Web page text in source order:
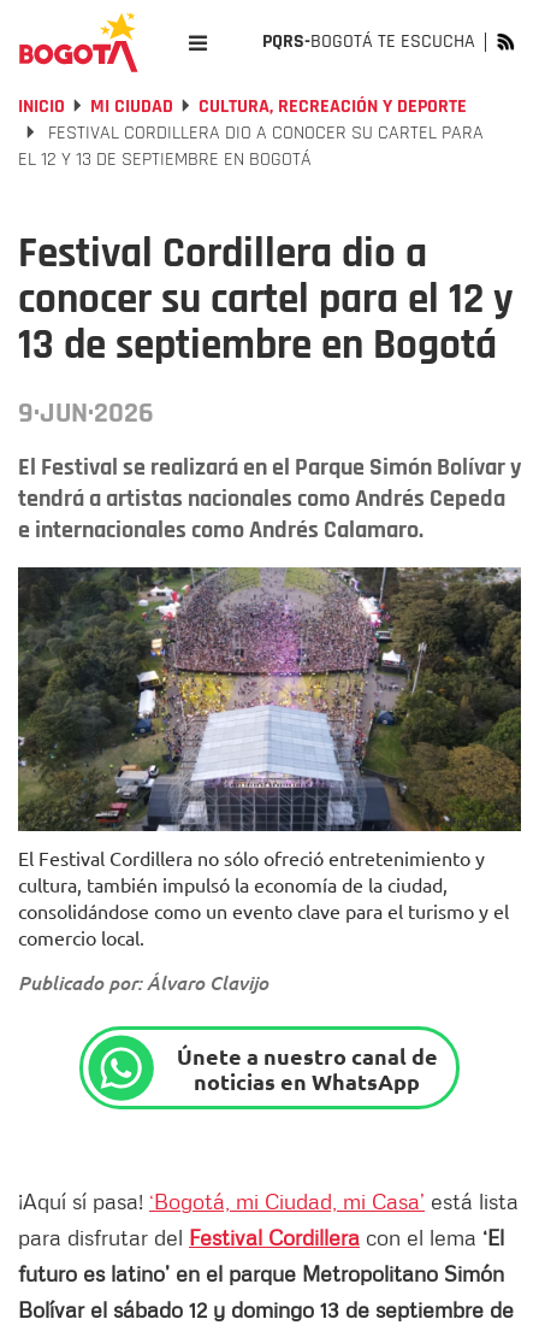
PQRS-BOGOTÁ TE ESCUCHA
INICIO MI CIUDAD
CULTURA, RECREACIÓN Y DEPORTE
FESTIVAL CORDILLERA DIO A CONOCER SU CARTEL PARA
EL 12 Y 13 DE SEPTIEMBRE EN BOGOTÁ
Festival Cordillera dio a
conocer su cartel para el 12 y
13 de septiembre en Bogotá
9·JUN·2026
El Festival se realizará en el Parque Simón Bolívar y
tendrá a artistas nacionales como Andrés Cepeda
e internacionales como Andrés Calamaro.
Foto: IDRD
El Festival Cordillera no sólo ofreció entretenimiento y
cultura, también impulsó la economía de la ciudad,
consolidándose como un evento clave para el turismo y el
comercio local.
Publicado por: Álvaro Clavijo
Únete a nuestro canal de
noticias en WhatsApp
¡Aquí sí pasa! ‘Bogotá, mi Ciudad, mi Casa’ está lista
para disfrutar del Festival Cordillera con el lema ‘El
futuro es latino’ en el parque Metropolitano Simón
Bolívar el sábado 12 y domingo 13 de septiembre de